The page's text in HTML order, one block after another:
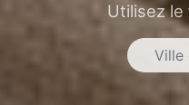
Utilisez